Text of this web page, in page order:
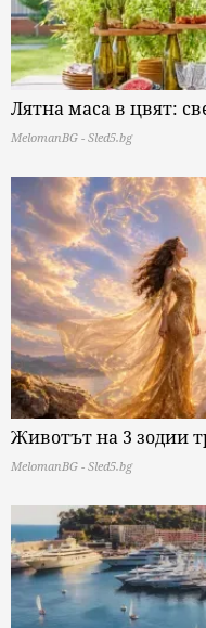
Лятна маса в цвят:
MelomanBG - Sled5.bg
Животът на 3 зодии
MelomanBG - Sled5.bg